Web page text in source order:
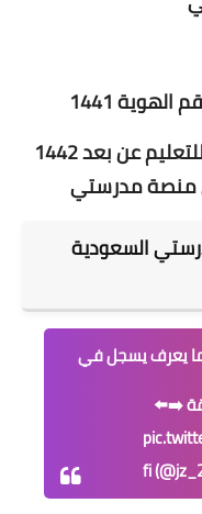
1441
هنا رابط موقع منصة مدرستي للتعليم عن بعد 1442
منصة مدرستي
السعودية
يعرف يسجل في
➡️⬅️